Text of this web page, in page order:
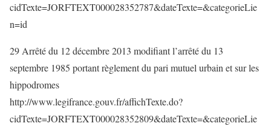
cidTexte=JORFTEXT000028352787&dateTexte=&categorieLie
n=id
29 Arrêté du 12 décembre 2013 modifiant l’arrêté du 13
septembre 1985 portant règlement du pari mutuel urbain et sur les
hippodromes
http://www.legifrance.gouv.fr/affichTexte.do?
cidTexte=JORFTEXT000028352809&dateTexte=&categorieLie